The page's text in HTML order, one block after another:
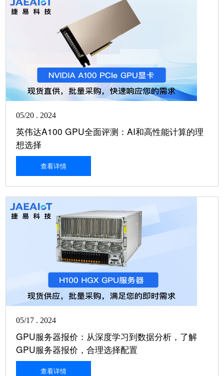
05/20 . 2024
英伟达A100 GPU全面评测：AI和高性能计算的理
想选择
查看详情
05/17 . 2024
​GPU服务器报价：从深度学习到数据分析，了解
GPU服务器报价，合理选择配置
查看详情